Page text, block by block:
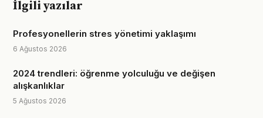
İlgili yazılar
Profesyonellerin stres yönetimi yaklaşımı
6 Ağustos 2026
2024 trendleri: öğrenme yolculuğu ve değişen
alışkanlıklar
5 Ağustos 2026